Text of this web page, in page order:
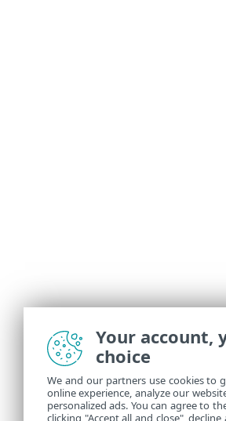
Your account,
choice
We and our partners use cookies to
online experience, analyze our
personalized ads. You can agree to
clicking "Accept all and close",